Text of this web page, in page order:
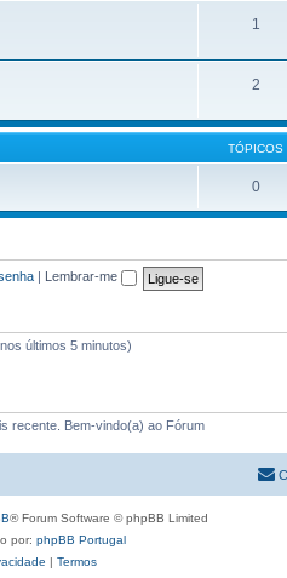
1
2
TÓPICOS
0
Lembrar-me
últimos 5 minutos)
recente. Bem-vindo(a) ao Fórum
® Forum Software © phpBB Limited
por: phpBB Portugal
| Termos